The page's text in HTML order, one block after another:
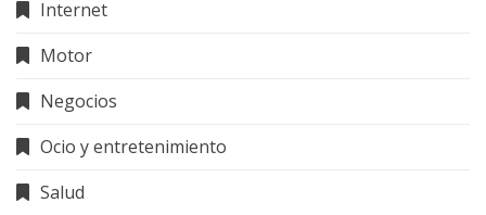
Internet
Motor
Negocios
Ocio y entretenimiento
Salud